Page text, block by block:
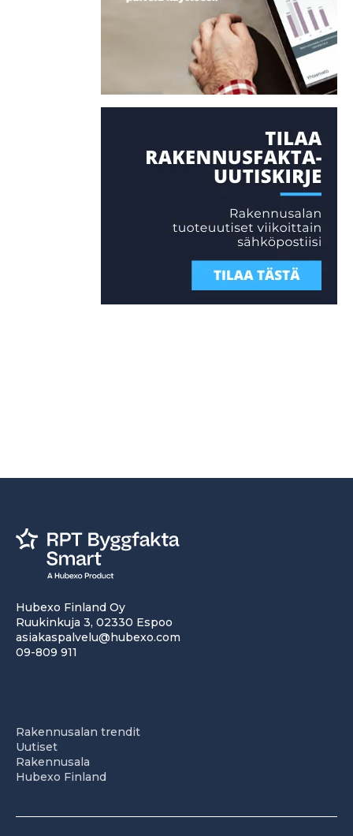
Hubexo Finland Oy
Ruukinkuja 3, 02330 Espoo
asiakaspalvelu@hubexo.com
09-809 911
Rakennusalan trendit
Uutiset
Rakennusala
Hubexo Finland